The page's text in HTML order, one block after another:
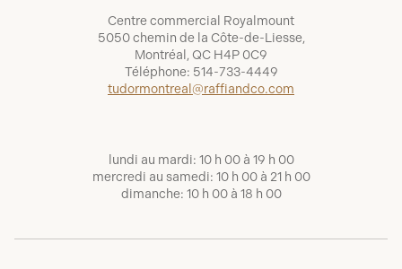
Centre commercial Royalmount
5050 chemin de la Côte-de-Liesse,
Montréal, QC H4P 0C9
Téléphone: 514-733-4449
tudormontreal@raffiandco.com
lundi au mardi: 10 h 00 à 19 h 00
mercredi au samedi: 10 h 00 à 21 h 00
dimanche: 10 h 00 à 18 h 00